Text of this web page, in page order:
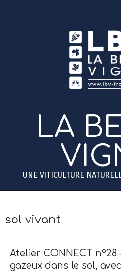
LA
UNE VITICULTURE
Menu
sol vivant
Atelier CONNECT n°28
gazeux dans le sol,